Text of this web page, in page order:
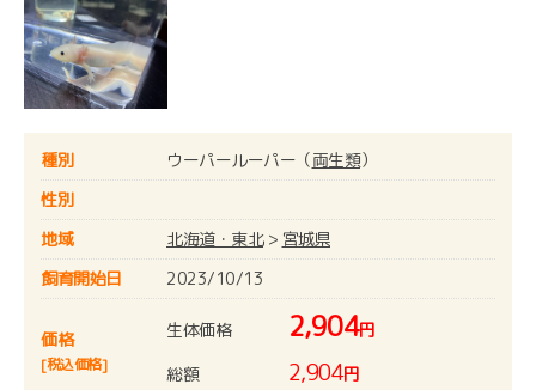
種別 ウーパールーパー（両生類）
性別
地域
北海道・東北> 宮城県
飼育開始日
2023/10/13
価格
[税込価格]
生体価格 2,904円
総額
2,904円